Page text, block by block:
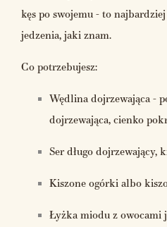
kęs po swojemu - to
jedzenia, jaki znam.
Co potrzebujesz:
Wędlina dojrzewająca -
dojrzewająca, cienko
Ser długo dojrzewający,
Kiszone ogórki albo
Łyżka miodu z